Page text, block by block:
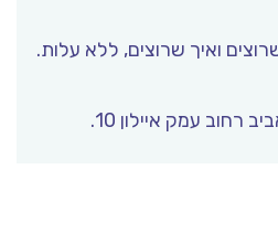
ואיך שרוצים, ללא עלות.
עמק איילון 10.